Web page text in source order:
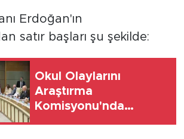
Erdoğan'ın
satır başları şu şekilde:
Okul Olaylarını
Araştırma
Komisyonu'nda